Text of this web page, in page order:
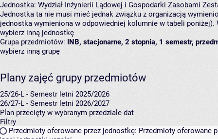
Jednostka: Wydział Inżynierii Lądowej i Gospodarki Zasobami
Jednostka ta nie musi mieć jednak związku z organizacją
jednostka wymieniona w odpowiedniej kolumnie w tabeli
wybierz inną jednostkę
Grupa przedmiotów: INB, stacjonarne, 2 stopnia, 1 semestr,
wybierz inną grupę
Plany zajęć grupy przedmiotów
25/26-L - Semestr letni 2025/2026
26/27-L - Semestr letni 2026/2027
Plan przecięty w wybranym przedziale dat
Filtry
Przedmioty oferowane przez jednostkę: Przedmioty oferowane